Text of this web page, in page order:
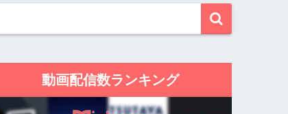
動画配信数ランキング